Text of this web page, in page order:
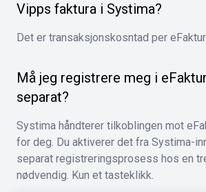
Vipps faktura i Systima?
Det er transaksjonskosntad per
Må jeg registrere meg i
separat?
Systima håndterer tilkoblingen mot
for deg. Du aktiverer det fra Systima-
separat registreringsprosess hos en
nødvendig. Kun et tasteklikk.